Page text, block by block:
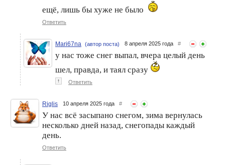
ещё, лишь бы хуже не было
Ответить
Mari67na (автор поста) 8 апреля 2025 года #
у нас тоже снег выпал, вчера целый день
шел, правда, и таял сразу
↑ Ответить
Riglis 10 апреля 2025 года #
У нас всё засыпано снегом, зима вернулась
несколько дней назад, снегопады каждый
день.
Ответить